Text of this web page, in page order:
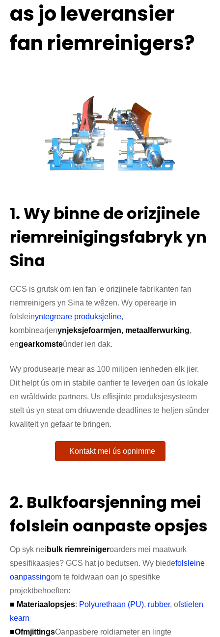
as jo leveransier
fan riemreinigers?
1. Wy binne de orizjinele
riemreinigingsfabryk yn
Sina
GCS is grutsk om ien fan 'e orizjinele fabrikanten fan
riemreinigers yn Sina te wêzen. Wy operearje in
folsleinyntegreare produksjeline,
kombinearjenynjeksjefoarmjen, metaalferwurking,
engearkomsteûnder ien dak.
Wy produsearje mear as 100 miljoen ienheden elk jier.
Dit helpt ús om in stabile oanfier te leverjen oan ús lokale
en wrâldwide partners. Us effisjinte produksjesysteem
stelt ús yn steat om driuwende deadlines te heljen sûnder
kwaliteit yn gefaar te bringen.
Kontakt mei ús opnimme
2. Bulkfoarsjenning mei
folslein oanpaste opsjes
Op syk nei bulk riemreinigeroarders mei maatwurk
spesifikaasjes? GCS hat jo bedutsen. Wy biedefolsleine
oanpassingom te foldwaan oan jo spesifike
projektbehoeften:
■ Materiaalopsjes: Polyurethaan (PU), rubber, ofstielen
kearn
■OfmjittingsOanpasbere roldiameter en lingte